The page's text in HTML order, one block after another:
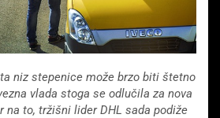
niz stepenice može brzo biti štetno
vlada stoga se odlučila za nova
na to, tržišni lider DHL sada podiže